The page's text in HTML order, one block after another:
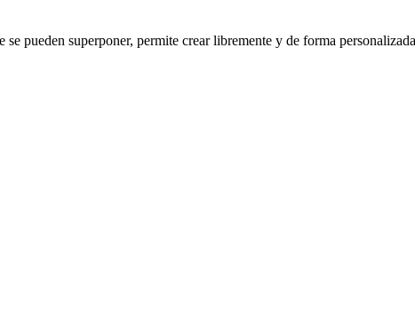
pueden superponer, permite crear libremente y de forma